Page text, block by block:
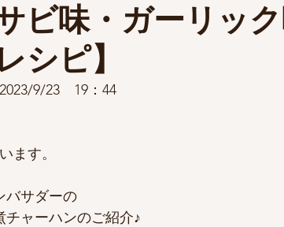
ビ味・ガーリッ
シピ】
9/23　19：44
ます。
バサダーの
チャーハンのご紹介♪